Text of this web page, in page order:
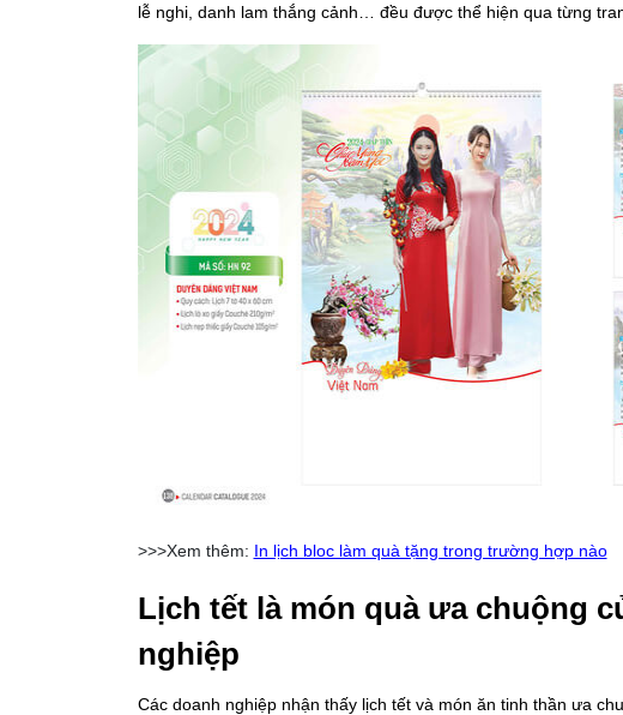
lễ nghi, danh lam thắng cảnh… đều được thể hiện qua từng
>>>Xem thêm: In lịch bloc làm quà tặng trong trường hợp nào
Lịch tết là món quà ưa chuộng
nghiệp
Các doanh nghiệp nhận thấy lịch tết và món ăn tinh thần ưa